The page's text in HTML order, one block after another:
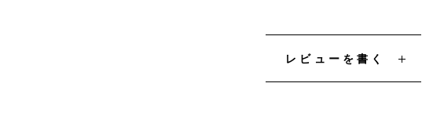
レビューを書く